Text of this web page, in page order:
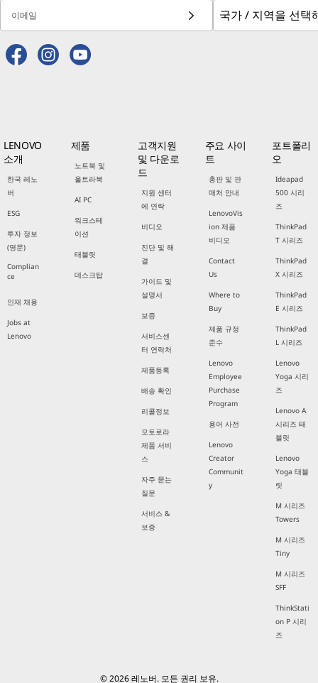
이메일
LENOVO
소개
한국 레노
버
ESG
투자 정보
(영문)
Complian
ce
인재 채용
Jobs at
Lenovo
제품
노트북 및
울트라북
AI PC
워크스테
이션
태블릿
데스크탑
고객지원
및 다운로
드
지원 센터
에 연락
비디오
진단 및 해
결
가이드 및
설명서
보증
서비스센
터 연락처
제품등록
배송 확인
리콜정보
모토로라
제품 서비
스
자주 묻는
질문
서비스 &
보증
주요 사이
트
총판 및 판
매처 안내
LenovoVis
ion 제품
비디오
Contact
Us
Where to
Buy
제품 규정
준수
Lenovo
Employee
Purchase
Program
용어 사전
Lenovo
Creator
Communit
y
포트폴리
오
Ideapad
500 시리
즈
ThinkPad
T 시리즈
ThinkPad
X 시리즈
ThinkPad
E 시리즈
ThinkPad
L 시리즈
Lenovo
Yoga 시리
즈
Lenovo A
시리즈 태
블릿
Lenovo
Yoga 태블
릿
M 시리즈
Towers
M 시리즈
Tiny
M 시리즈
SFF
ThinkStati
on P 시리
즈
© 2026 레노버. 모든 권리 보유.